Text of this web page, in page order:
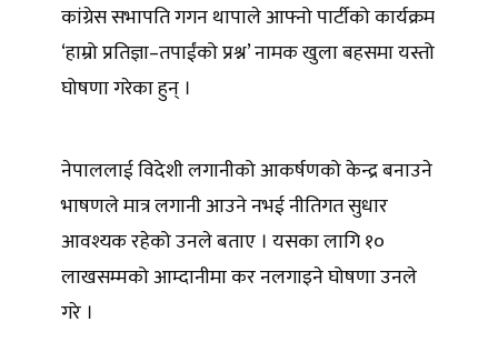
कांग्रेस सभापति गगन थापाले आफ्नो पार्टीको कार्यक्रम
‘हाम्रो प्रतिज्ञा–तपाईंको प्रश्न’ नामक खुला बहसमा यस्तो
घोषणा गरेका हुन् ।
नेपाललाई विदेशी लगानीको आकर्षणको केन्द्र बनाउने
भाषणले मात्र लगानी आउने नभई नीतिगत सुधार
आवश्यक रहेको उनले बताए । यसका लागि १०
लाखसम्मको आम्दानीमा कर नलगाइने घोषणा उनले
गरे ।